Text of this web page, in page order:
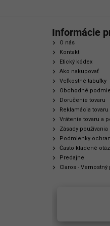
Informácie
O nás
Kontakt
Etický kódex
Ako nakupovať
Veľkostné tabuľky
Obchodné
Doručenie tovaru
Reklamácia tovaru
Vrátenie tovaru a
Zásady
Podmienky
Často kladené
Predajne
Claros - Vernostný